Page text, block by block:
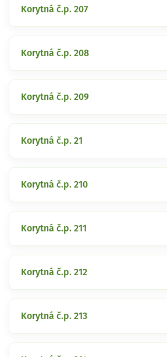
Korytná č.p. 207
Korytná č.p. 208
Korytná č.p. 209
Korytná č.p. 21
Korytná č.p. 210
Korytná č.p. 211
Korytná č.p. 212
Korytná č.p. 213